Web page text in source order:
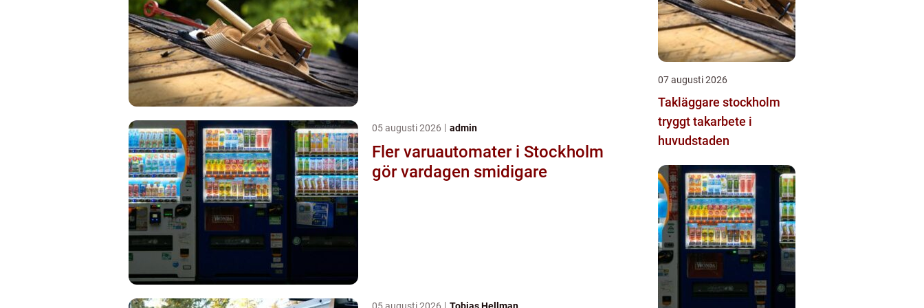
05 augusti 2026 admin
Fler varuautomater i Stockholm
gör vardagen smidigare
07 augusti 2026
Takläggare stockholm
tryggt takarbete i
huvudstaden